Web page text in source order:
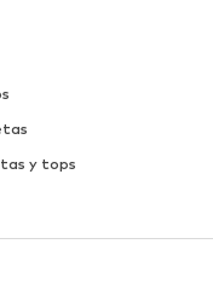
y tops